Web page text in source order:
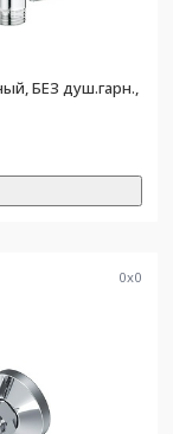
БЕЗ душ.гарн.,
0x0